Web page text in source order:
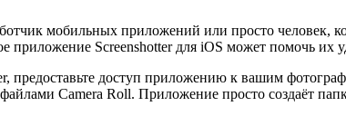
мобильных приложений или просто человек,
приложение Screenshotter для iOS может помочь их
предоставьте доступ приложению к вашим
Camera Roll. Приложение просто создаёт